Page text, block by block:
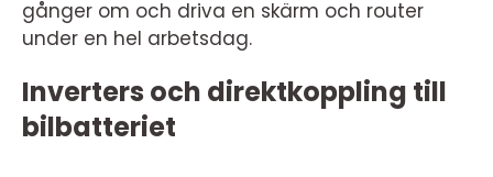
gånger om och driva en skärm och router
under en hel arbetsdag.
Inverters och direktkoppling till
bilbatteriet